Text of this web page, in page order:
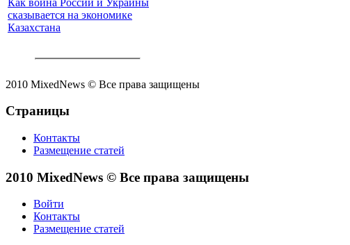
сказывается на экономике
Казахстана
2010 MixedNews © Все права защищены
Страницы
Контакты
Размещение статей
2010 MixedNews © Все права защищены
Войти
Контакты
Размещение статей